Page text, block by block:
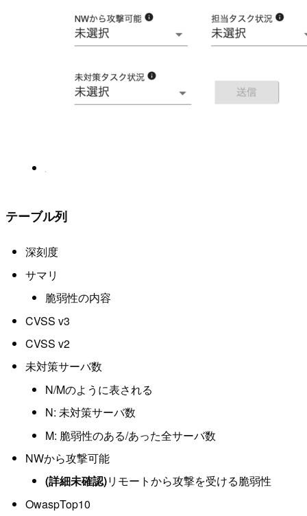
テーブル列
深刻度
サマリ
脆弱性の内容
CVSS v3
CVSS v2
未対策サーバ数
N/Mのように表される
N: 未対策サーバ数
M: 脆弱性のある/あった全サーバ数
NWから攻撃可能
(詳細未確認)リモートから攻撃を受ける脆弱性
OwaspTop10